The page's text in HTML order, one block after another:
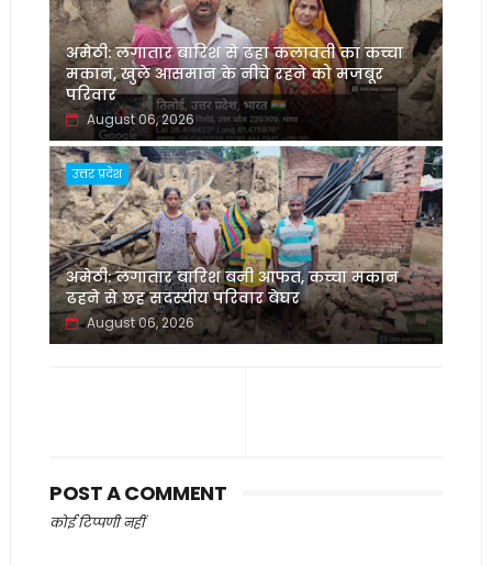
अमेठी: लगातार बारिश से ढहा कलावती का कच्चा
मकान, खुले आसमान के नीचे रहने को मजबूर
परिवार
August 06, 2026
उत्तर प्रदेश
अमेठी: लगातार बारिश बनी आफत, कच्चा मकान
ढहने से छह सदस्यीय परिवार बेघर
August 06, 2026
POST A COMMENT
कोई टिप्पणी नहीं